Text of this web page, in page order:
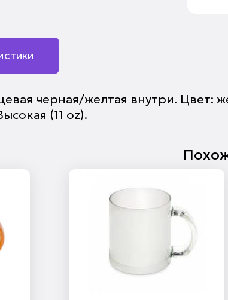
черная/желтая внутри. Цвет:
(11 oz).